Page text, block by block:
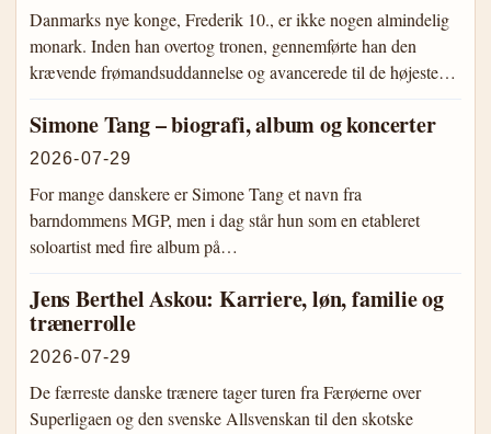
Danmarks nye konge, Frederik 10., er ikke nogen almindelig
monark. Inden han overtog tronen, gennemførte han den
krævende frømandsuddannelse og avancerede til de højeste…
Simone Tang – biografi, album og koncerter
2026-07-29
For mange danskere er Simone Tang et navn fra
barndommens MGP, men i dag står hun som en etableret
soloartist med fire album på…
Jens Berthel Askou: Karriere, løn, familie og
trænerrolle
2026-07-29
De færreste danske trænere tager turen fra Færøerne over
Superligaen og den svenske Allsvenskan til den skotske